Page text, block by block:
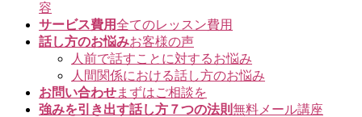
容
サービス費用全てのレッスン費用
話し方のお悩みお客様の声
人前で話すことに対するお悩み
人間関係における話し方のお悩み
お問い合わせまずはご相談を
強みを引き出す話し方７つの法則無料メール講座